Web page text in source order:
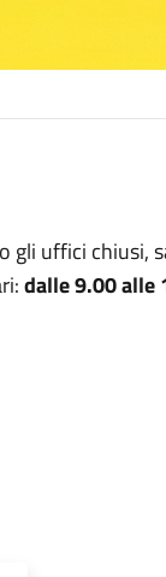
gli uffici chiusi,
dalle 9.00 alle